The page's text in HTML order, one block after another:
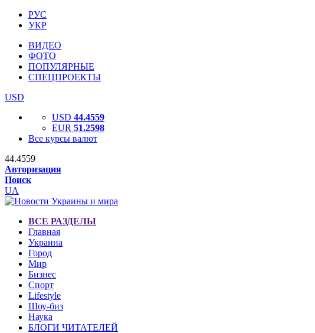
РУС
УКР
ВИДЕО
ФОТО
ПОПУЛЯРНЫЕ
СПЕЦПРОЕКТЫ
USD
USD 44.4559
EUR 51.2598
Все курсы валют
44.4559
Авторизация
Поиск
UA
ВСЕ РАЗДЕЛЫ
Главная
Украина
Город
Мир
Бизнес
Спорт
Lifestyle
Шоу-биз
Наука
БЛОГИ ЧИТАТЕЛЕЙ